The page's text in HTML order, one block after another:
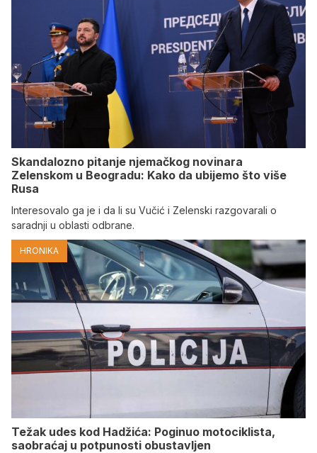
Skandalozno pitanje njemačkog novinara
Zelenskom u Beogradu: Kako da ubijemo što više
Rusa
Interesovalo ga je i da li su Vučić i Zelenski razgovarali o
saradnji u oblasti odbrane.
HRONIKA
Težak udes kod Hadžića: Poginuo motociklista,
saobraćaj u potpunosti obustavljen